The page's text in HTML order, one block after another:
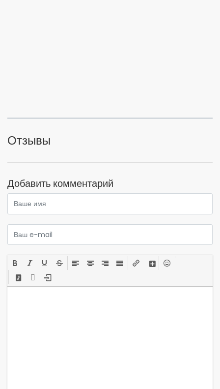
Отзывы
Добавить комментарий